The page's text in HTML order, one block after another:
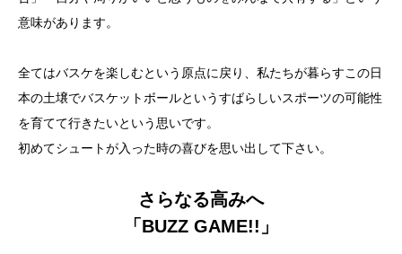
意味があります。
全てはバスケを楽しむという原点に戻り、私たちが暮らすこの日
本の土壌でバスケットボールというすばらしいスポーツの可能性
を育てて行きたいという思いです。
初めてシュートが入った時の喜びを思い出して下さい。
さらなる高みへ
「BUZZ GAME!!」